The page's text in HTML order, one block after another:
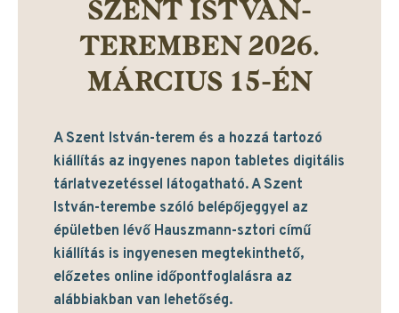
SZENT ISTVÁN-
TEREMBEN 2026.
MÁRCIUS 15-ÉN
A Szent István-terem és a hozzá tartozó
kiállítás az ingyenes napon tabletes digitális
tárlatvezetéssel látogatható. A Szent
István-terembe szóló belépőjeggyel az
épületben lévő Hauszmann-sztori című
kiállítás is ingyenesen megtekinthető,
előzetes online időpontfoglalásra az
alábbiakban van lehetőség.